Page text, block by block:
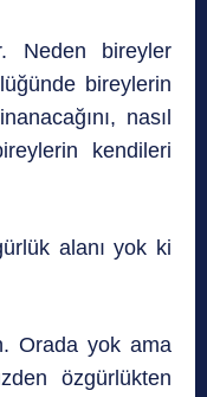
Neden bireyler
bireylerin
nasıl
kendileri
alanı yok ki
Orada yok ama
özgürlükten